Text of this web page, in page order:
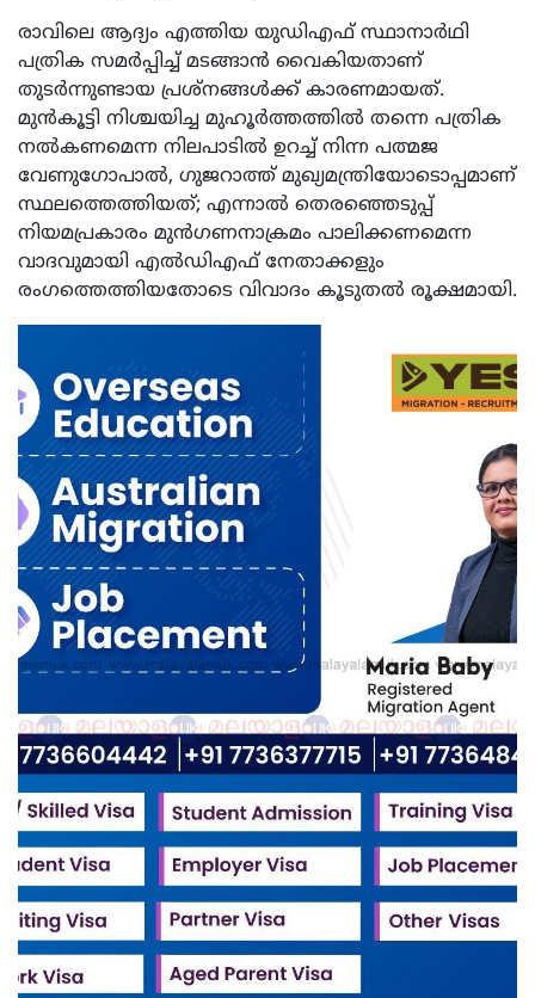
രാവിലെ ആദ്യം എത്തിയ യുഡിഎഫ് സ്ഥാനാർഥി
പത്രിക സമർപ്പിച്ച് മടങ്ങാൻ വൈകിയതാണ്
തുടർന്നുണ്ടായ പ്രശ്നങ്ങൾക്ക് കാരണമായത്.
മുൻകൂട്ടി നിശ്ചയിച്ച മുഹൂർത്തത്തിൽ തന്നെ പത്രിക
നൽകണമെന്ന നിലപാടിൽ ഉറച്ച് നിന്ന പത്മജ
വേണുഗോപാൽ, ഗുജറാത്ത് മുഖ്യമന്ത്രിയോടൊപ്പമാണ്
സ്ഥലത്തെത്തിയത്; എന്നാൽ തെരഞ്ഞെടുപ്പ്
നിയമപ്രകാരം മുൻഗണനാക്രമം പാലിക്കണമെന്ന
വാദവുമായി എൽഡിഎഫ് നേതാക്കളും
രംഗത്തെത്തിയതോടെ വിവാദം കൂടുതൽ രൂക്ഷമായി.